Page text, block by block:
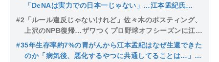
「DeNAは実力での日本一じゃない」…江本孟紀氏
は“50-50”大谷もバッサリ！
#2 「ルール違反じゃないけれど」佐々木のポスティング、
上沢のNPB復帰…ザワつくプロ野球オフシーズンに江本
氏が辛口提言
#35年生存率約7%の胃がんから江本孟紀はなぜ生還できた
のか「病気後、悪化するやつに共通してることは…」術